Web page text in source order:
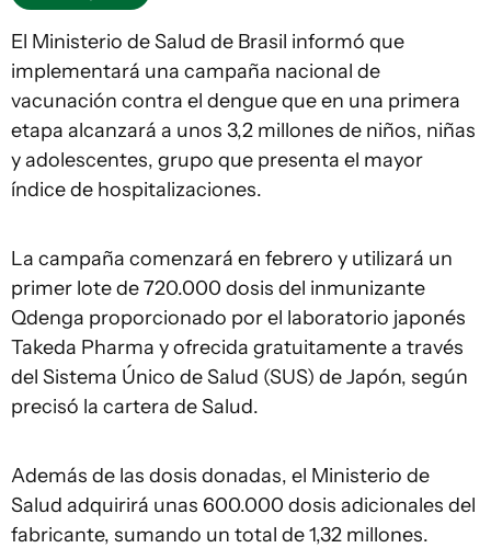
El Ministerio de Salud de Brasil informó que
implementará una campaña nacional de
vacunación contra el dengue que en una primera
etapa alcanzará a unos 3,2 millones de niños, niñas
y adolescentes, grupo que presenta el mayor
índice de hospitalizaciones.
La campaña comenzará en febrero y utilizará un
primer lote de 720.000 dosis del inmunizante
Qdenga proporcionado por el laboratorio japonés
Takeda Pharma y ofrecida gratuitamente a través
del Sistema Único de Salud (SUS) de Japón, según
precisó la cartera de Salud.
Además de las dosis donadas, el Ministerio de
Salud adquirirá unas 600.000 dosis adicionales del
fabricante, sumando un total de 1,32 millones.